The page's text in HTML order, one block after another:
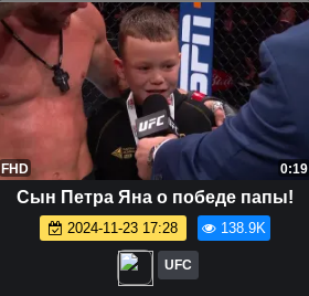
FHD 0:19
Сын Петра Яна о победе папы!
2024-11-23 17:28 138.9K
UFC